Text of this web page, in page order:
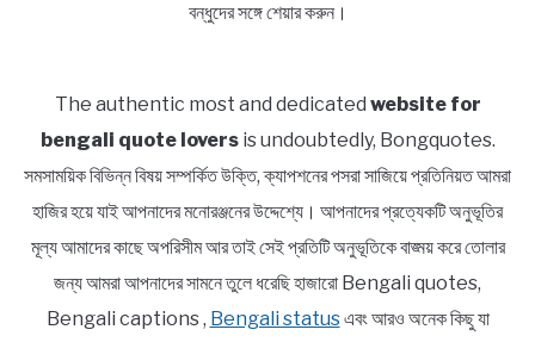
বন্ধুদের সঙ্গে শেয়ার করুন।
The authentic most and dedicated website for
bengali quote loversis undoubtedly, Bongquotes.
সমসাময়িক বিভিন্ন বিষয় সম্পর্কিত উক্তি, ক্যাপশনের পসরা সাজিয়ে প্রতিনিয়ত আমরা
হাজির হয়ে যাই আপনাদের মনোরঞ্জনের উদ্দেশ্যে। আপনাদের প্রত্যেকটি অনুভূতির
মূল্য আমাদের কাছে অপরিসীম আর তাই সেই প্রতিটি অনুভূতিকে বাঙ্ময় করে তোলার
জন্য আমরা আপনাদের সামনে তুলে ধরেছি হাজারো Bengali quotes,
Bengali captions , Bengali statusএবং আরও অনেক কিছু যা